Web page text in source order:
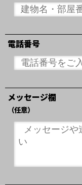
電話番号
メッセージ欄
（任意）